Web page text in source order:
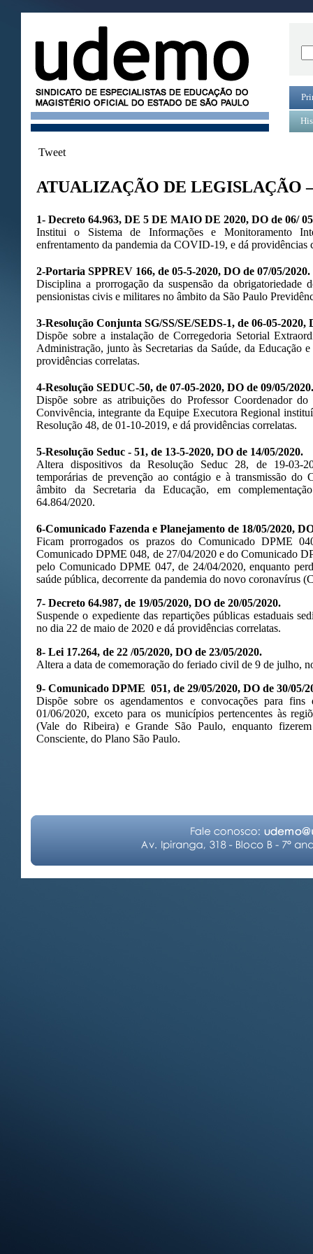
Tweet
ATUALIZAÇÃO DE LEGISLAÇÃO
1- Decreto 64.963, DE 5 DE MAIO DE 2020, DO de 06/
Institui o Sistema de Informações e Monitoramento
enfrentamento da pandemia da COVID-19, e dá providências
2-Portaria SPPREV 166, de 05-5-2020, DO de 07/05/2020.
Disciplina a prorrogação da suspensão da obrigatoriedade
pensionistas civis e militares no âmbito da São Paulo
3-Resolução Conjunta SG/SS/SE/SEDS-1, de 06-05-2020,
Dispõe sobre a instalação de Corregedoria Setorial
Administração, junto às Secretarias da Saúde, da Educação
providências correlatas.
4-Resolução SEDUC-50, de 07-05-2020, DO de 09/05/2020.
Dispõe sobre as atribuições do Professor Coordenador
Convivência, integrante da Equipe Executora Regional
Resolução 48, de 01-10-2019, e dá providências correlatas.
5-Resolução Seduc - 51, de 13-5-2020, DO de 14/05/2020.
Altera dispositivos da Resolução Seduc 28, de 19-03-
temporárias de prevenção ao contágio e à transmissão
âmbito da Secretaria da Educação, em
64.864/2020.
6-Comunicado Fazenda e Planejamento de 18/05/2020,
Ficam prorrogados os prazos do Comunicado DPME
Comunicado DPME 048, de 27/04/2020 e do Comunicado
pelo Comunicado DPME 047, de 24/04/2020, enquanto
saúde pública, decorrente da pandemia do novo coronavírus
7- Decreto 64.987, de 19/05/2020, DO de 20/05/2020.
Suspende o expediente das repartições públicas estaduais
no dia 22 de maio de 2020 e dá providências correlatas.
8- Lei 17.264, de 22 /05/2020, DO de 23/05/2020.
Altera a data de comemoração do feriado civil de 9 de julho,
9- Comunicado DPME 051, de 29/05/2020, DO de 30/05/
Dispõe sobre os agendamentos e convocações para
01/06/2020, exceto para os municípios pertencentes às
(Vale do Ribeira) e Grande São Paulo, enquanto
Consciente, do Plano São Paulo.